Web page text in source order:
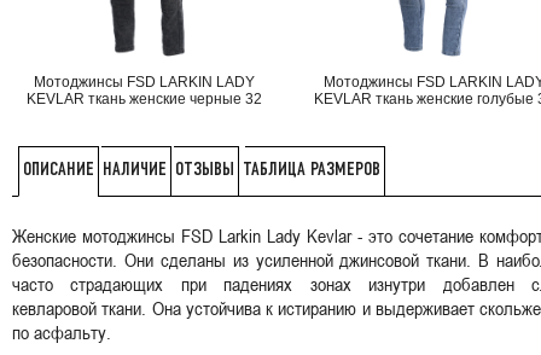
Мотоджинсы FSD LARKIN LADY
KEVLAR ткань женские черные 32
Мотоджинсы FSD LARKIN
KEVLAR ткань женские голубые
ОПИСАНИЕ НАЛИЧИЕ ОТЗЫВЫ ТАБЛИЦА РАЗМЕРОВ
Женские мотоджинсы FSD Larkin Lady Kevlar - это сочетание
безопасности. Они сделаны из усиленной джинсовой ткани. В
часто страдающих при падениях зонах изнутри добавлен
кевларовой ткани. Она устойчива к истиранию и выдерживает
по асфальту.